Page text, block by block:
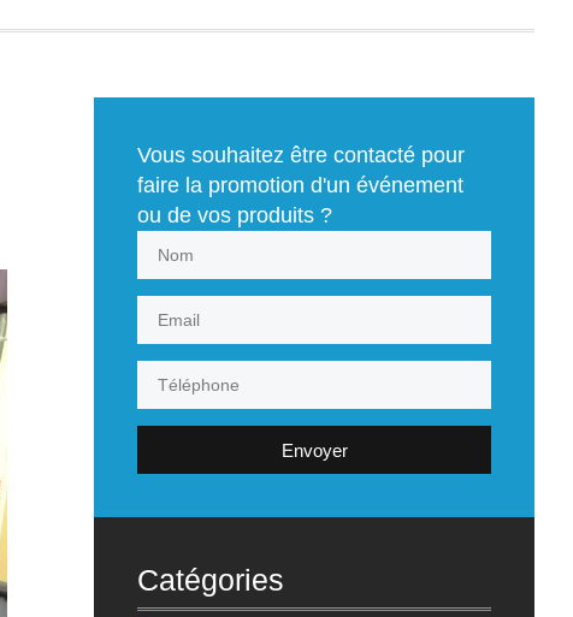
Vous souhaitez être contacté pour
faire la promotion d'un événement
ou de vos produits ?
Envoyer
Catégories